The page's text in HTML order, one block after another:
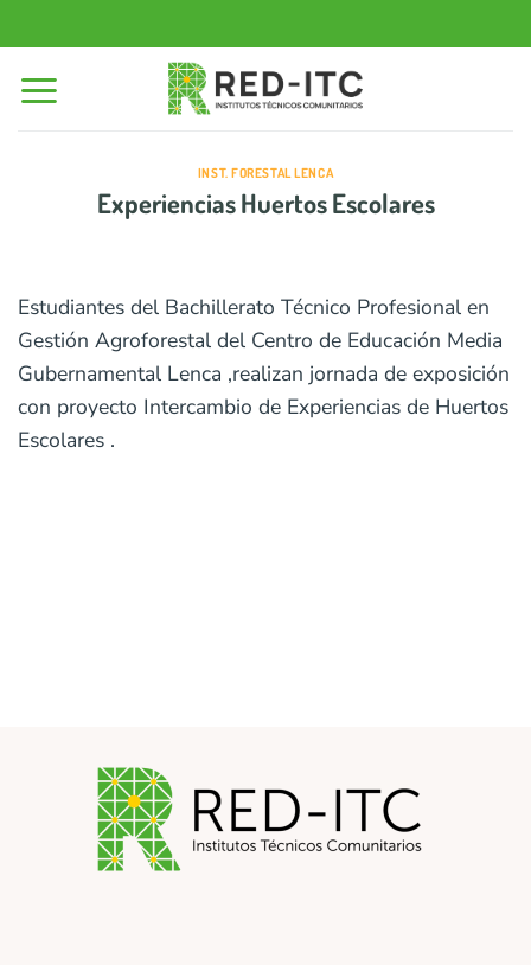
al
contenido
INST. FORESTAL LENCA
Experiencias Huertos Escolares
Estudiantes del Bachillerato Técnico Profesional en
Gestión Agroforestal del Centro de Educación Media
Gubernamental Lenca ,realizan jornada de exposición
con proyecto Intercambio de Experiencias de Huertos
Escolares .